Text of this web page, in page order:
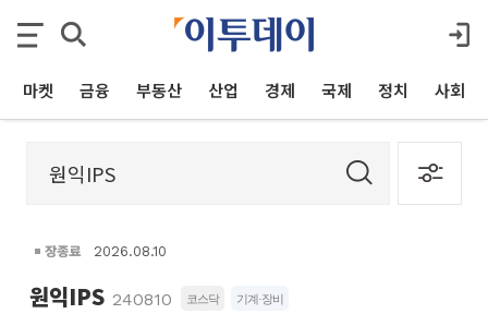
마켓 금융 부동산 산업 경제 국제 정치 사회
장종료 2026.08.10
원익IPS 240810 코스닥 기계·장비